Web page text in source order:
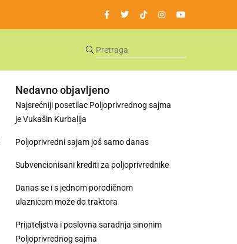
Nedavno objavljeno
Najsrećniji posetilac Poljoprivrednog sajma
je Vukašin Kurbalija
Poljoprivredni sajam još samo danas
Subvencionisani krediti za poljoprivrednike
Danas se i s jednom porodičnom
ulaznicom može do traktora
Prijateljstva i poslovna saradnja sinonim
Poljoprivrednog sajma